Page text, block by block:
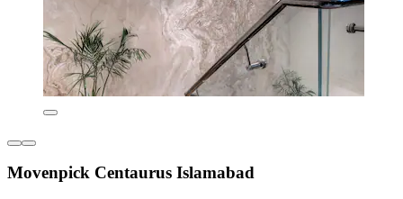
Movenpick Centaurus Islamabad